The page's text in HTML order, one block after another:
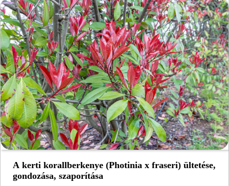
A kerti korallberkenye (Photinia x fraseri) ültetése,
gondozása, szaporítása